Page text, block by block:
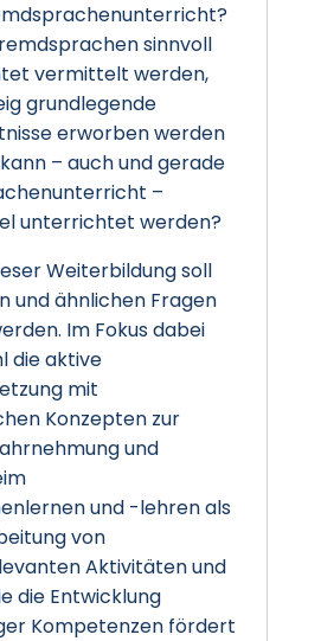
sinnvoll
vermittelt werden,
grundlegende
erworben werden
– auch und gerade
–
unterrichtet werden?
Weiterbildung soll
und ähnlichen Fragen
Im Fokus dabei
die aktive
mit
Konzepten zur
und
und -lehren als
von
Aktivitäten und
die Entwicklung
Kompetenzen fördert